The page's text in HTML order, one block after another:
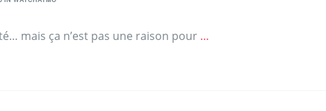
mais ça n’est pas une raison pour …